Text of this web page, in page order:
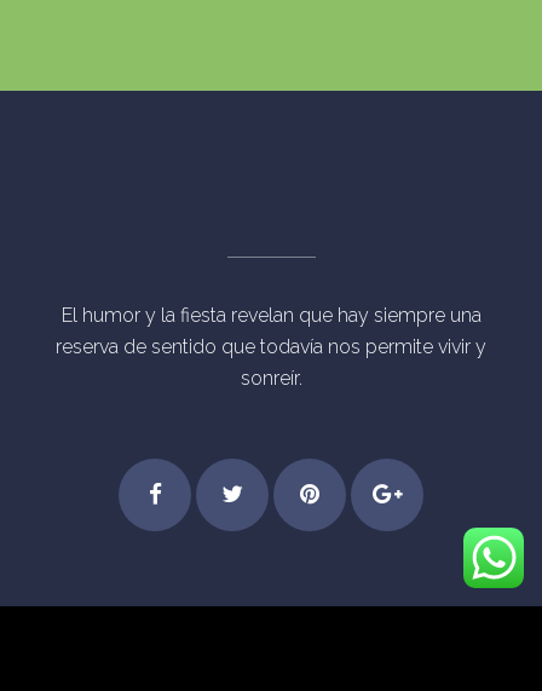
El humor y la fiesta revelan que hay siempre una
reserva de sentido que todavía nos permite vivir y
sonreír.